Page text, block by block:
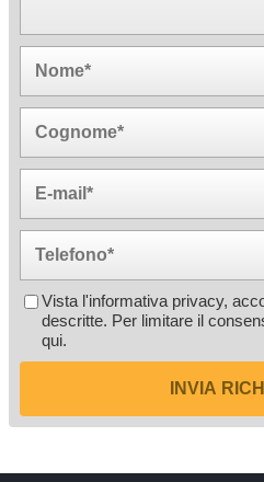
Vista l'informativa privacy,
descritte. Per limitare il
qui.
INVIA